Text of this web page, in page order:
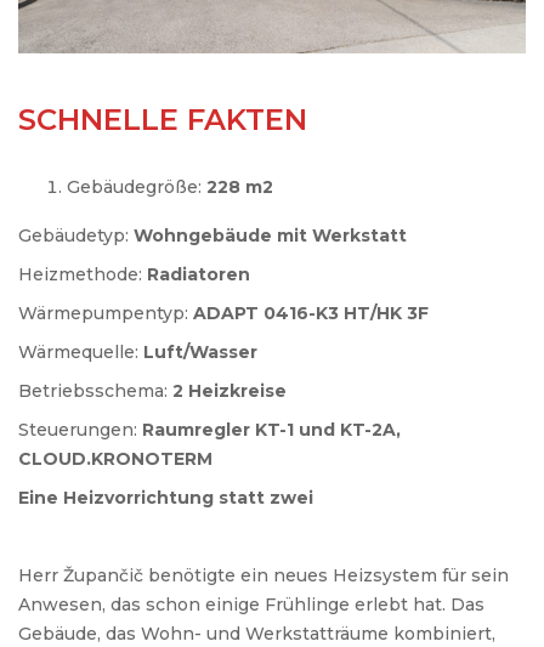
SCHNELLE FAKTEN
Gebäudegröße: 228 m2
Gebäudetyp: Wohngebäude mit Werkstatt
Heizmethode: Radiatoren
Wärmepumpentyp: ADAPT 0416-K3 HT/HK 3F
Wärmequelle: Luft/Wasser
Betriebsschema: 2 Heizkreise
Steuerungen: Raumregler KT-1 und KT-2A,
CLOUD.KRONOTERM
Eine Heizvorrichtung statt zwei
Herr Župančič benötigte ein neues Heizsystem für sein
Anwesen, das schon einige Frühlinge erlebt hat. Das
Gebäude, das Wohn- und Werkstatträume kombiniert,